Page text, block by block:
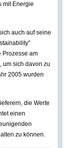
mit Energie
auch auf seine
Prozesse am
um sich davon zu
2005 wurden
die Werte
einen
zu können.